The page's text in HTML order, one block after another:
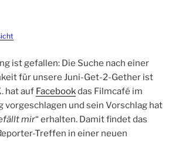
ist gefallen: Die Suche nach einer
für unsere Juni-Get-2-Gether ist
hat auf Facebookdas Filmcafé im
vorgeschlagen und sein Vorschlag hat
mir“ erhalten. Damit findet das
Treffen in einer neuen